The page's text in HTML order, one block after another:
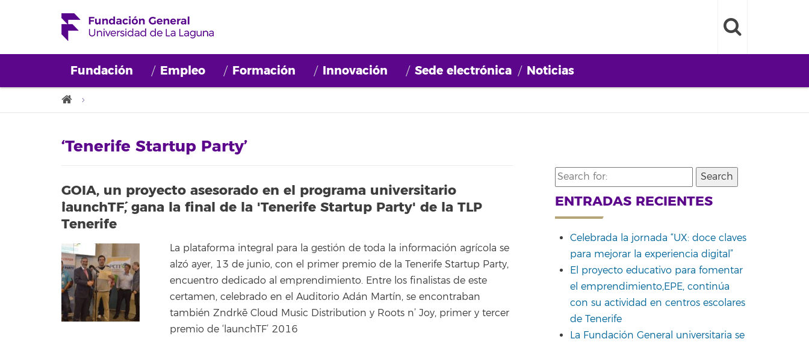
Fundación Empleo Formación Innovación Sede electrónica Noticias
‘Tenerife Startup Party’
GOIA, un proyecto asesorado en el programa universitario
`launchTF´, gana la final de la 'Tenerife Startup Party' de la TLP
Tenerife
La plataforma integral para la gestión de toda la información agrícola se
alzó ayer, 13 de junio, con el primer premio de la Tenerife Startup Party,
encuentro dedicado al emprendimiento. Entre los finalistas de este
certamen, celebrado en el Auditorio Adán Martín, se encontraban
también Zndrkē Cloud Music Distribution y Roots n’ Joy, primer y tercer
premio de ‘launchTF’ 2016
Search
for:
ENTRADAS RECIENTES
Celebrada la jornada “UX: doce claves
para mejorar la experiencia digital”
El proyecto educativo para fomentar
el emprendimiento,EPE, continúa
con su actividad en centros escolares
de Tenerife
La Fundación General universitaria se